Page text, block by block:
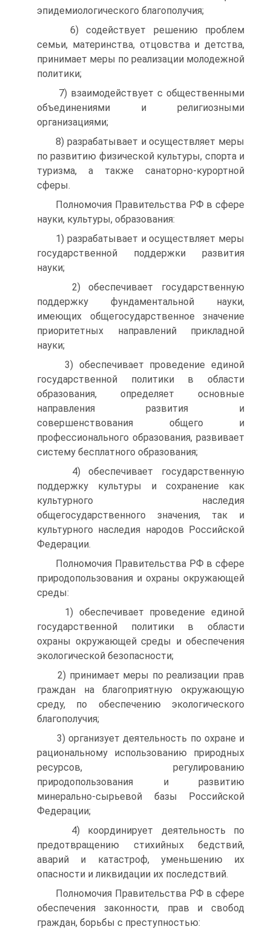
эпидемиологического благополучия;
6) содействует решению проблем
семьи, материнства, отцовства и детства,
принимает меры по реализации молодежной
политики;
7) взаимодействует с общественными
объединениями и религиозными
организациями;
8) разрабатывает и осуществляет меры
по развитию физической культуры, спорта и
туризма, а также санаторно-курортной
сферы.
Полномочия Правительства РФ в сфере
науки, культуры, образования:
1) разрабатывает и осуществляет меры
государственной поддержки развития
науки;
2) обеспечивает государственную
поддержку фундаментальной науки,
имеющих общегосударственное значение
приоритетных направлений прикладной
науки;
3) обеспечивает проведение единой
государственной политики в области
образования, определяет основные
направления развития и
совершенствования общего и
профессионального образования, развивает
систему бесплатного образования;
4) обеспечивает государственную
поддержку культуры и сохранение как
культурного наследия
общегосударственного значения, так и
культурного наследия народов Российской
Федерации.
Полномочия Правительства РФ в сфере
природопользования и охраны окружающей
среды:
1) обеспечивает проведение единой
государственной политики в области
охраны окружающей среды и обеспечения
экологической безопасности;
2) принимает меры по реализации прав
граждан на благоприятную окружающую
среду, по обеспечению экологического
благополучия;
3) организует деятельность по охране и
рациональному использованию природных
ресурсов, регулированию
природопользования и развитию
минерально-сырьевой базы Российской
Федерации;
4) координирует деятельность по
предотвращению стихийных бедствий,
аварий и катастроф, уменьшению их
опасности и ликвидации их последствий.
Полномочия Правительства РФ в сфере
обеспечения законности, прав и свобод
граждан, борьбы с преступностью: